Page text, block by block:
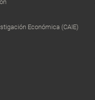
Económica (CAIE)